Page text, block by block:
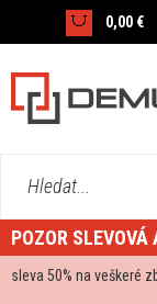
0,00 €
Hledat...
POZOR SLEVOVÁ
sleva 50% na veškeré